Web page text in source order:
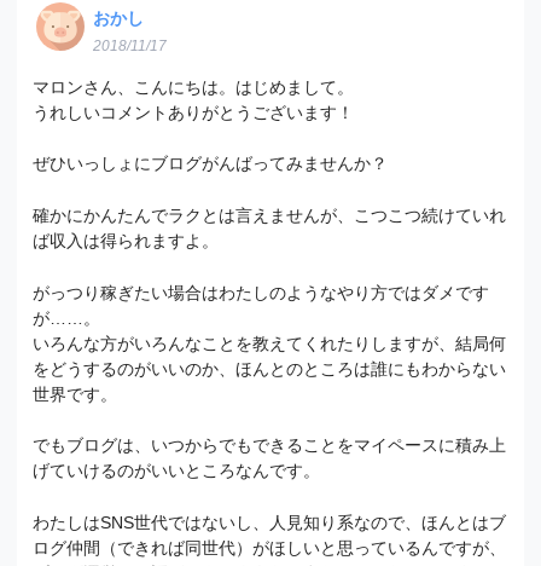
おかし
2018/11/17
マロンさん、こんにちは。はじめまして。
うれしいコメントありがとうございます！
ぜひいっしょにブログがんばってみませんか？
確かにかんたんでラクとは言えませんが、こつこつ続けていれ
ば収入は得られますよ。
がっつり稼ぎたい場合はわたしのようなやり方ではダメです
が……。
いろんな方がいろんなことを教えてくれたりしますが、結局何
をどうするのがいいのか、ほんとのところは誰にもわからない
世界です。
でもブログは、いつからでもできることをマイペースに積み上
げていけるのがいいところなんです。
わたしはSNS世代ではないし、人見知り系なので、ほんとはブ
ログ仲間（できれば同世代）がほしいと思っているんですが、